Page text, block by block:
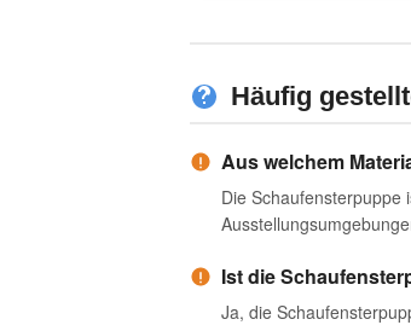
Häufig
Aus welchem
Die Schaufensterpuppe
Ist die
Ja, die